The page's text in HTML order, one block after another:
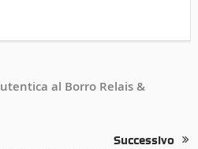
al Borro Relais &
Successivo